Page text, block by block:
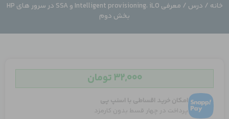
خانه / درس
/ معرفی Intelligent provisioning، iLO و SSA در سرور های HP
بخش دوم
۳۲,۰۰۰تومان
امکان خرید اقساطی با اسنپ پی
پرداخت در چهار قسط بدون کارمزد